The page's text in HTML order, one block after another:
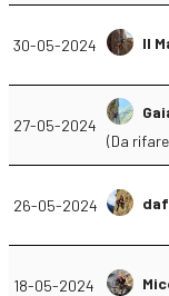
30-05-2024 Il
27-05-2024
(Da
26-05-2024
18-05-2024